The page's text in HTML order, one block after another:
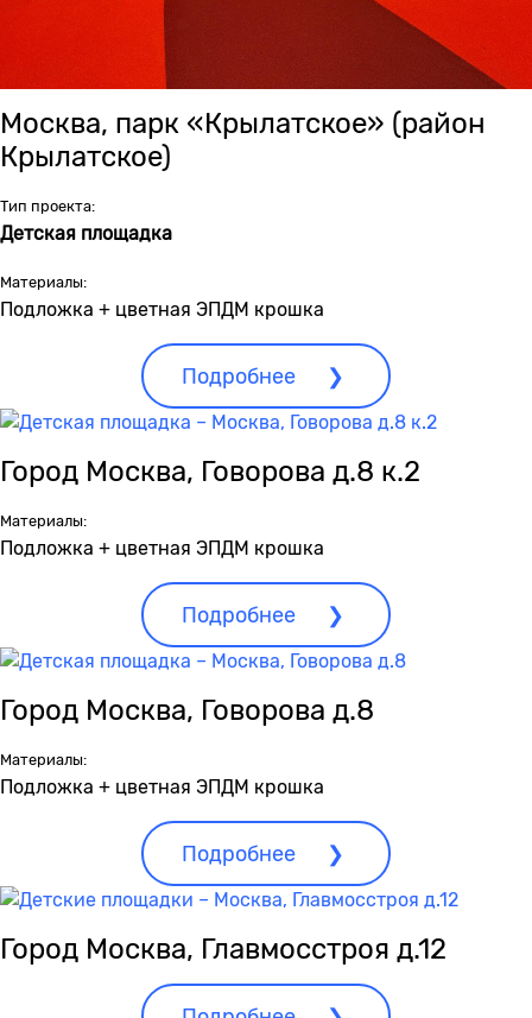
Москва, парк «Крылатское» (район
Крылатское)
Тип проекта:
Детская площадка
Материалы:
Подложка + цветная ЭПДМ крошка
Подробнее
Город Москва, Говорова д.8 к.2
Материалы:
Подложка + цветная ЭПДМ крошка
Подробнее
Город Москва, Говорова д.8
Материалы:
Подложка + цветная ЭПДМ крошка
Подробнее
Город Москва, Главмосстроя д.12